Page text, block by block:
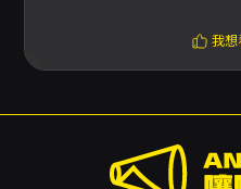
ET）。超商購票僅提
最多可購8張票。 -
依購票方式選擇
寄退票程序，實際流
我想